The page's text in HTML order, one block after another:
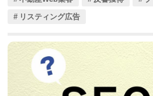
リスティング広告